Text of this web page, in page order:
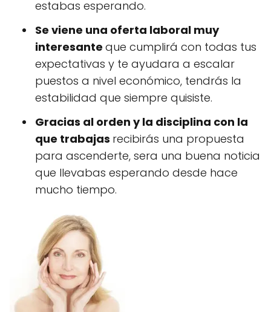
estabas esperando.
Se viene una oferta laboral muy
interesante que cumplirá con todas tus
expectativas y te ayudara a escalar
puestos a nivel económico, tendrás la
estabilidad que siempre quisiste.
Gracias al orden y la disciplina con la
que trabajas recibirás una propuesta
para ascenderte, sera una buena noticia
que llevabas esperando desde hace
mucho tiempo.